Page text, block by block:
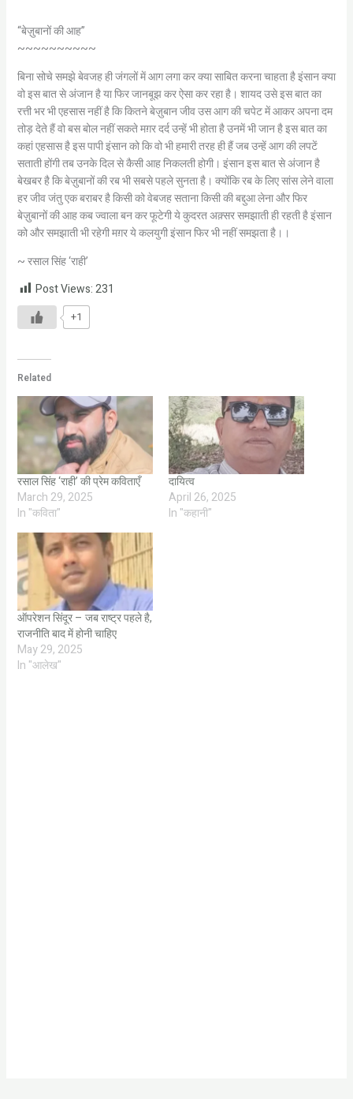
“बेज़ुबानों की आह”
~~~~~~~~~~
बिना सोचे समझे बेवजह ही जंगलों में आग लगा कर क्या साबित करना चाहता है इंसान क्या
वो इस बात से अंजान है या फिर जानबूझ कर ऐसा कर रहा है। शायद उसे इस बात का
रत्ती भर भी एहसास नहीं है कि कितने बेज़ुबान जीव उस आग की चपेट में आकर अपना दम
तोड़ देते हैं वो बस बोल नहीं सकते मग़र दर्द उन्हें भी होता है उनमें भी जान है इस बात का
कहां एहसास है इस पापी इंसान को कि वो भी हमारी तरह ही हैं जब उन्हें आग की लपटें
सताती होंगी तब उनके दिल से कैसी आह निकलती होगी। इंसान इस बात से अंजान है
बेखबर है कि बेज़ुबानों की रब भी सबसे पहले सुनता है। क्योंकि रब के लिए सांस लेने वाला
हर जीव जंतु एक बराबर है किसी को वेबजह सताना किसी की बद्दुआ लेना और फिर
बेज़ुबानों की आह कब ज्वाला बन कर फूटेगी ये कुदरत अक़्सर समझाती ही रहती है इंसान
को और समझाती भी रहेगी मग़र ये कलयुगी इंसान फिर भी नहीं समझता है।।
~ रसाल सिंह ‘राही’
Post Views:231
+1
Related
रसाल सिंह ‘राही’ की प्रेम कविताएँ
March 29, 2025
In "कविता"
दायित्व
April 26, 2025
In "कहानी"
ऑपरेशन सिंदूर – जब राष्ट्र पहले है,
राजनीति बाद में होनी चाहिए
May 29, 2025
In "आलेख"